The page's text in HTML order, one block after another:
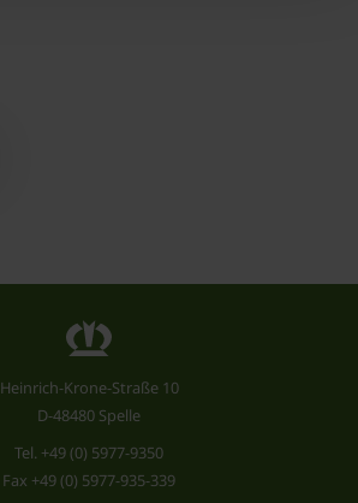
Heinrich-Krone-Straße 10
D-48480 Spelle
Tel. +49 (0) 5977-9350
Fax +49 (0) 5977-935-339